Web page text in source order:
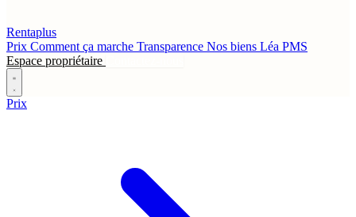
Rentaplus
Prix Comment ça marche Transparence Nos biens Léa PMS
Espace propriétaire
Prix